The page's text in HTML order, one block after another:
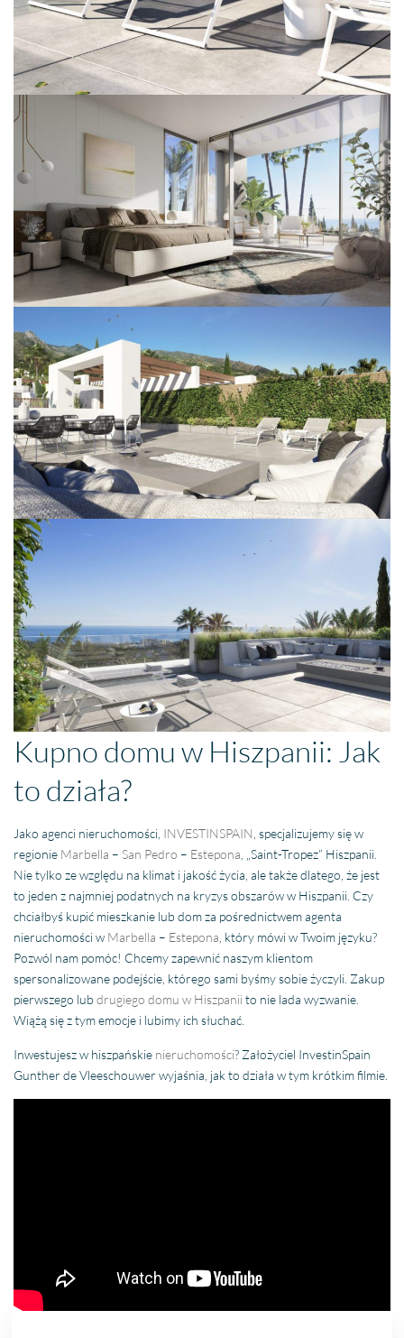
Kupno domu w Hiszpanii: Jak
to działa?
Jako agenci nieruchomości, INVESTINSPAIN , specjalizujemy się w
regionie Marbella –San Pedro – Estepona , „Saint-Tropez” Hiszpanii.
Nie tylko ze względu na klimat i jakość życia, ale także dlatego, że jest
to jeden z najmniej podatnych na kryzys obszarów w Hiszpanii. Czy
chciałbyś kupić mieszkanie lub dom za pośrednictwem agenta
nieruchomości w Marbella – Estepona , który mówi w Twoim języku?
Pozwól nam pomóc! Chcemy zapewnić naszym klientom
spersonalizowane podejście, którego sami byśmy sobie życzyli. Zakup
pierwszego lubdrugiego domu w Hiszpanii to nie lada wyzwanie.
Wiążą się z tym emocje i lubimy ich słuchać.
Inwestujesz w hiszpańskie nieruchomości? Założyciel InvestinSpain
Gunther de Vleeschouwer wyjaśnia, jak to działa w tym krótkim filmie.